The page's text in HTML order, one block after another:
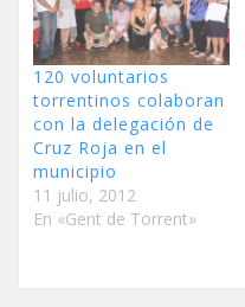
120 voluntarios
torrentinos colaboran
con la delegación de
Cruz Roja en el
municipio
11 julio, 2012
En «Gent de Torrent»